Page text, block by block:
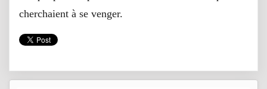
cherchaient à se venger.